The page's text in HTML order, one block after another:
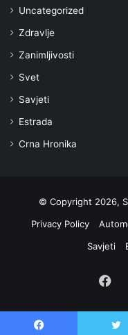
Uncategorized
Zdravlje
Zanimljivosti
Svet
Savjeti
Estrada
Crna Hronika
© Copyright 2026,
Privacy Policy
Savjeti